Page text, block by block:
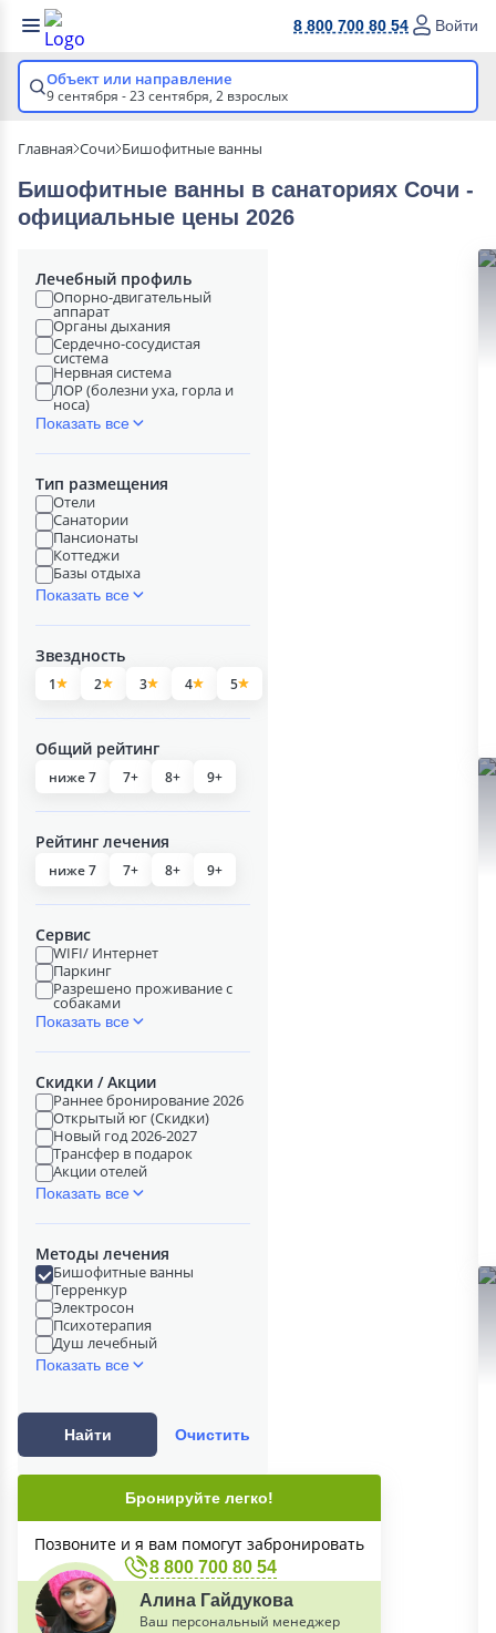
8 800 700 80 54 Войти
Объект или направление
9 сентября - 23 сентября, 2 взрослых
Главная Сочи Бишофитные ванны
Бишофитные ванны в cанаториях Сочи -
официальные цены 2026
Лечебный профиль
Опорно-двигательный
аппарат
Органы дыхания
Сердечно-сосудистая
система
Нервная система
ЛОР (болезни уха, горла и
носа)
Показать все
Тип размещения
Отели
Санатории
Пансионаты
Коттеджи
Базы отдыха
Показать все
Звездность
1 2 3 4 5
Общий рейтинг
ниже 7 7+ 8+ 9+
Рейтинг лечения
ниже 7 7+ 8+ 9+
Сервис
WIFI/ Интернет
Паркинг
Разрешено проживание с
собаками
Показать все
Скидки / Акции
Раннее бронирование 2026
Открытый юг (Скидки)
Новый год 2026-2027
Трансфер в подарок
Акции отелей
Показать все
Методы лечения
Бишофитные ванны
Терренкур
Электросон
Психотерапия
Душ лечебный
Показать все
Найти Очистить
Бронируйте легко!
Позвоните и я вам помогут забронировать
8 800 700 80 54
Алина Гайдукова
Ваш персональный менеджер